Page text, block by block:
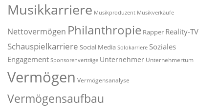
Musikkarriere Musikproduzent Musikverkäufe
Nettovermögen Philanthropie Rapper Reality-TV
Schauspielkarriere Social Media Solokarriere Soziales
Engagement Sponsorenverträge Unternehmer Unternehmertum
Vermögen Vermögensanalyse
Vermögensaufbau